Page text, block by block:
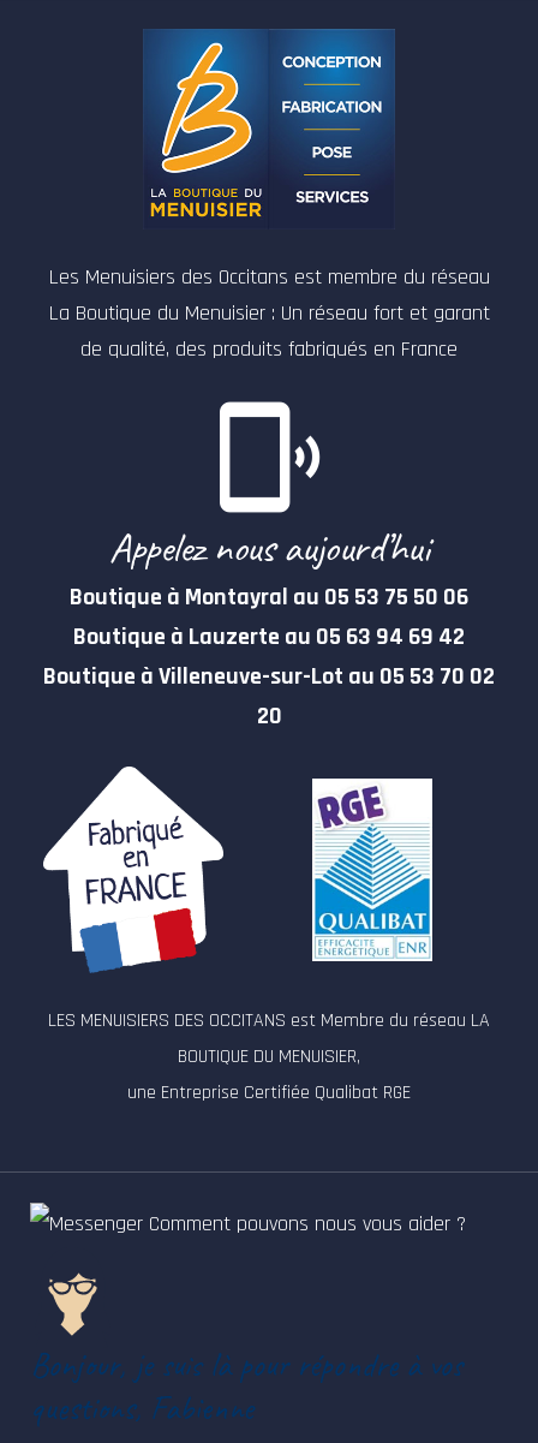
Les Menuisiers des Occitans est membre du réseau
La Boutique du Menuisier : Un réseau fort et garant
de qualité, des produits fabriqués en France
Appelez nous aujourd’hui
Boutique à Montayral au 05 53 75 50 06
Boutique à Lauzerte au 05 63 94 69 42
Boutique à Villeneuve-sur-Lot au 05 53 70 02
20
LES MENUISIERS DES OCCITANS est Membre du réseau LA
BOUTIQUE DU MENUISIER,
une Entreprise Certifiée Qualibat RGE
Comment pouvons nous vous aider ?
Bonjour, je suis là pour répondre à vos
questions, Fabienne